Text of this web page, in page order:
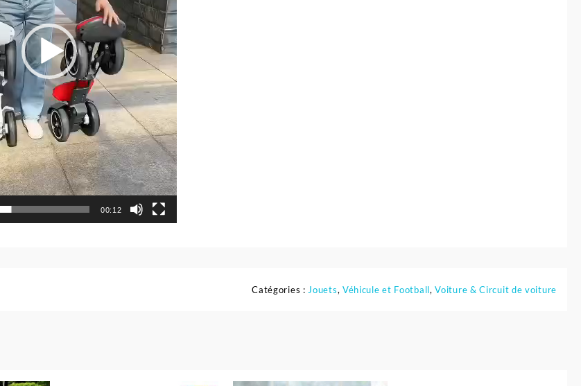
00:12
Catégories : Jouets, Véhicule et Football,Voiture & Circuit de voiture